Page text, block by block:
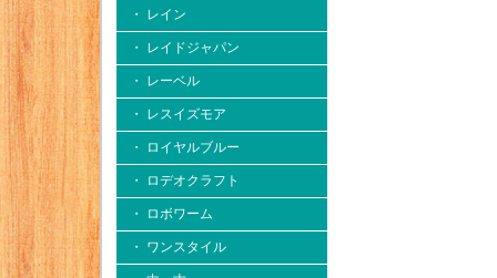
・ レイン
・ レイドジャパン
・ レーベル
・ レスイズモア
・ ロイヤルブルー
・ ロデオクラフト
・ ロボワーム
・ ワンスタイル